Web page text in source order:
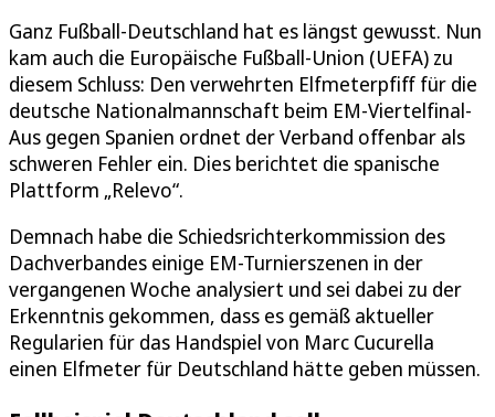
Ganz Fußball-Deutschland hat es längst gewusst. Nun
kam auch die Europäische Fußball-Union (UEFA) zu
diesem Schluss: Den verwehrten Elfmeterpfiff für die
deutsche Nationalmannschaft beim EM-Viertelfinal-
Aus gegen Spanien ordnet der Verband offenbar als
schweren Fehler ein. Dies berichtet die spanische
Plattform „Relevo“.
Demnach habe die Schiedsrichterkommission des
Dachverbandes einige EM-Turnierszenen in der
vergangenen Woche analysiert und sei dabei zu der
Erkenntnis gekommen, dass es gemäß aktueller
Regularien für das Handspiel von Marc Cucurella
einen Elfmeter für Deutschland hätte geben müssen.